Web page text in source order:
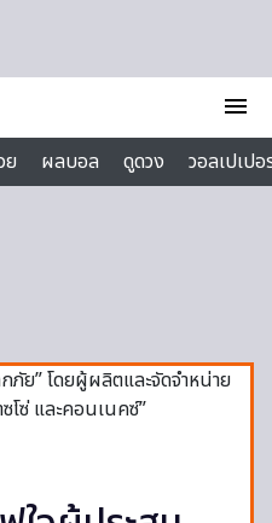
menu
ย ผลบอล ดูดวง
วอลเปเป